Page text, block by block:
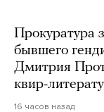
Прокуратура
бывшего
Дмитрия
квир-
16 часов назад